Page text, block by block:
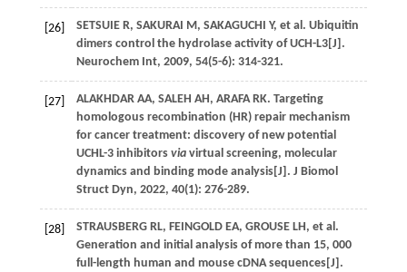
[26] SETSUIE R, SAKURAI M, SAKAGUCHI Y, et al . Ubiquitin
dimers control the hydrolase activity of UCH-L3[J].
Neurochem Int, 2009, 54(5-6): 314-321.
[27] ALAKHDAR AA, SALEH AH, ARAFA RK. Targeting
homologous recombination (HR) repair mechanism
for cancer treatment: discovery of new potential
UCHL-3 inhibitors viavirtual screening, molecular
dynamics and binding mode analysis[J]. J Biomol
Struct Dyn, 2022, 40(1): 276-289.
[28] STRAUSBERG RL, FEINGOLD EA, GROUSE LH, et al .
Generation and initial analysis of more than 15, 000
full-length human and mouse cDNA sequences[J].